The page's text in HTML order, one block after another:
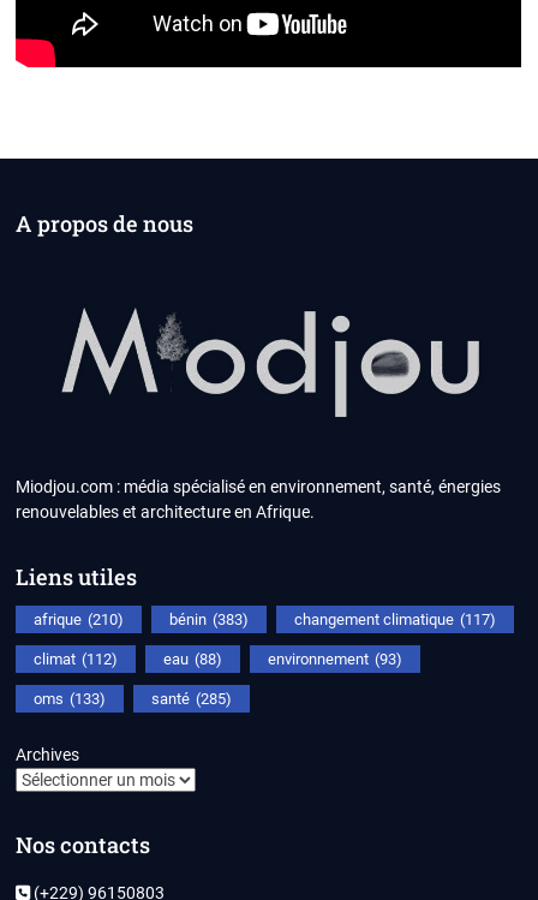
A propos de nous
Miodjou.com : média spécialisé en environnement, santé, énergies
renouvelables et architecture en Afrique.
Liens utiles
afrique (210) bénin (383) changement climatique (117)
climat (112) eau (88) environnement (93)
oms (133) santé (285)
Archives
Nos contacts
(+229) 96150803